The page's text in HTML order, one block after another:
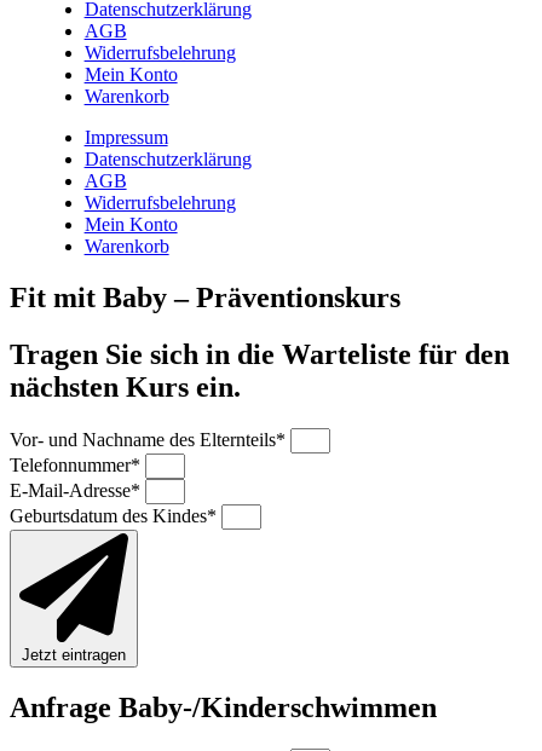
Datenschutzerklärung
AGB
Widerrufsbelehrung
Mein Konto
Warenkorb
Impressum
Datenschutzerklärung
AGB
Widerrufsbelehrung
Mein Konto
Warenkorb
Fit mit Baby – Präventionskurs
Tragen Sie sich in die Warteliste für den
nächsten Kurs ein.
Vor- und Nachname des Elternteils*
Telefonnummer*
E-Mail-Adresse*
Geburtsdatum des Kindes*
Jetzt eintragen
Anfrage Baby-/Kinderschwimmen